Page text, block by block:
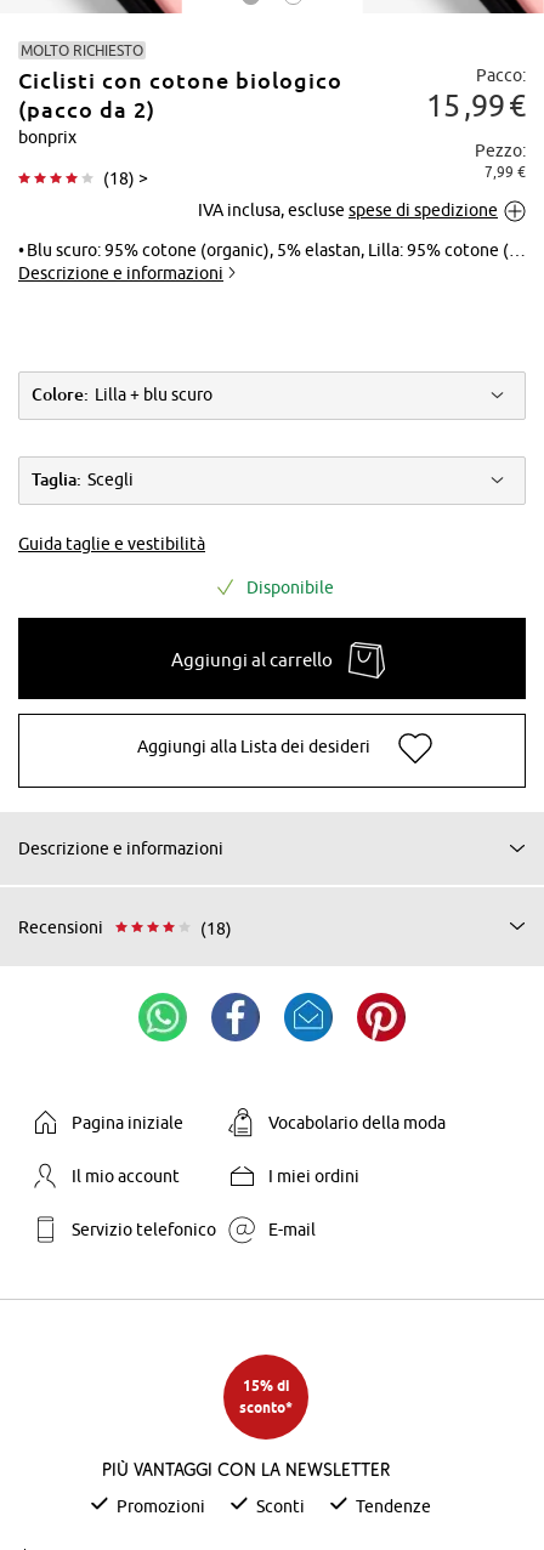
ingrandire
MOLTO RICHIESTO
Ciclisti con cotone biologico
(pacco da 2)
bonprix
(18) >
Pacco:
15 99€
Pezzo:
7,99 €
IVA inclusa, escluse spese di spedizione
Blu scuro: 95% cotone (organic), 5% elastan, Lilla: 95% cotone (organic), 5% elastan
Descrizione e informazioni
Colore: Lilla + blu scuro
Taglia: Scegli
Guida taglie e vestibilità
Disponibile
Aggiungi al carrello
Aggiungi alla Lista dei desideri
Descrizione e informazioni
Recensioni (18)
Pagina iniziale Vocabolario della moda
Il mio account I miei ordini
Servizio telefonico E-mail
15% di
sconto*
Più vantaggi con la newsletter
Promozioni Sconti Tendenze